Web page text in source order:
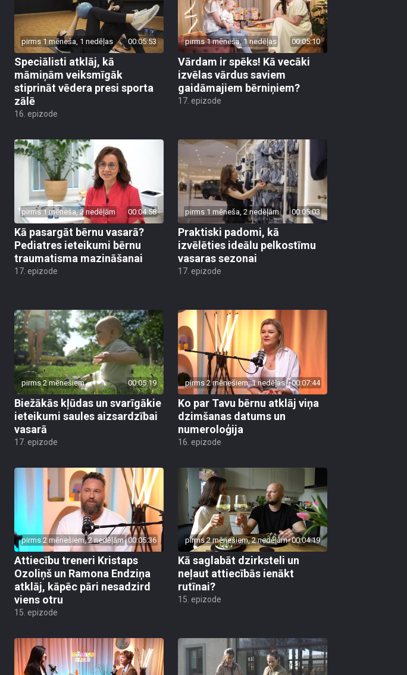
pirms 1 mēneša, 1 nedēļas 00:05:53
Speciālisti atklāj, kā
māmiņām veiksmīgāk
stiprināt vēdera presi sporta
zālē
16. epizode
pirms 1 mēneša, 1 nedēļas 00:05:10
Vārdam ir spēks! Kā vecāki
izvēlas vārdus saviem
gaidāmajiem bērniņiem?
17. epizode
pirms 1 mēneša, 2 nedēļām 00:04:58
Kā pasargāt bērnu vasarā?
Pediatres ieteikumi bērnu
traumatisma mazināšanai
17. epizode
pirms 1 mēneša, 2 nedēļām 00:05:03
Praktiski padomi, kā
izvēlēties ideālu pelkostīmu
vasaras sezonai
17. epizode
pirms 2 mēnešiem 00:05:19
Biežākās kļūdas un svarīgākie
ieteikumi saules aizsardzībai
vasarā
17. epizode
pirms 2 mēnešiem, 1 nedēļas 00:07:44
Ko par Tavu bērnu atklāj viņa
dzimšanas datums un
numeroloģija
16. epizode
pirms 2 mēnešiem, 2 nedēļām 00:05:36
Attiecību treneri Kristaps
Ozoliņš un Ramona Endziņa
atklāj, kāpēc pāri nesadzird
viens otru
15. epizode
pirms 2 mēnešiem, 2 nedēļām 00:04:19
Kā saglabāt dzirksteli un
neļaut attiecībās ienākt
rutīnai?
15. epizode